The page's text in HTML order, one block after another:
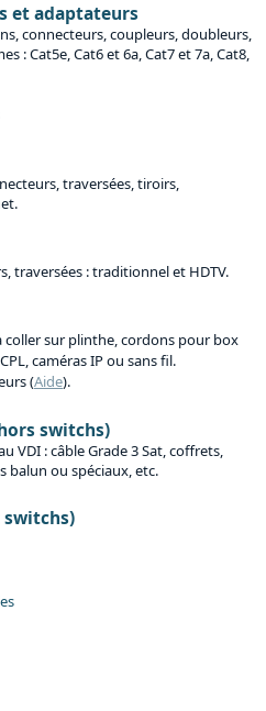
et adaptateurs
connecteurs, coupleurs, doubleurs,
: Cat5e, Cat6 et 6a, Cat7 et 7a, Cat8,
traversées, tiroirs,
traversées : traditionnel et HDTV.
coller sur plinthe, cordons pour box
caméras IP ou sans fil.
(Aide).
switchs)
VDI : câble Grade 3 Sat, coffrets,
balun ou spéciaux, etc.
switchs)